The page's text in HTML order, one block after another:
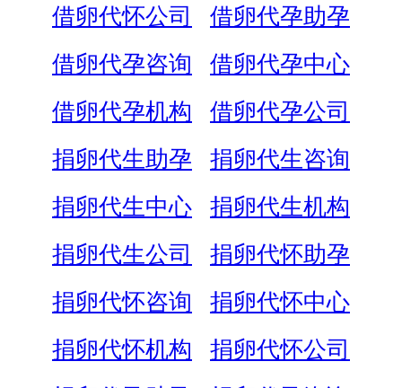
借卵代怀公司
借卵代孕助孕
借卵代孕咨询
借卵代孕中心
借卵代孕机构
借卵代孕公司
捐卵代生助孕
捐卵代生咨询
捐卵代生中心
捐卵代生机构
捐卵代生公司
捐卵代怀助孕
捐卵代怀咨询
捐卵代怀中心
捐卵代怀机构
捐卵代怀公司